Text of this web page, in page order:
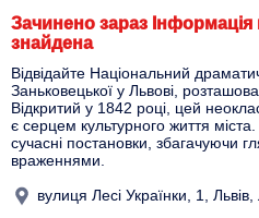
Зачинено зараз
знайдена
Відвідайте Національний
Заньковецької у Львові,
Відкритий у 1842 році, цей
є серцем культурного життя
сучасні постановки, збагачуючи
враженнями.
вулиця Лесі Українки, 1,